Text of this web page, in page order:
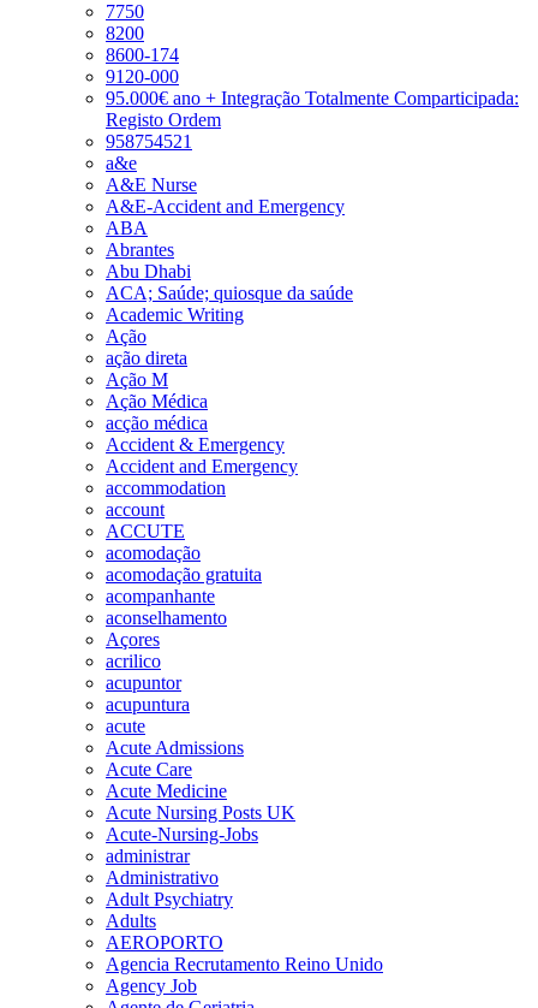
7750
8200
8600-174
9120-000
95.000€ ano + Integração Totalmente Comparticipada:
Registo Ordem
958754521
a&e
A&E Nurse
A&E-Accident and Emergency
ABA
Abrantes
Abu Dhabi
ACA; Saúde; quiosque da saúde
Academic Writing
Ação
ação direta
Ação M
Ação Médica
acção médica
Accident & Emergency
Accident and Emergency
accommodation
account
ACCUTE
acomodação
acomodação gratuita
acompanhante
aconselhamento
Açores
acrilico
acupuntor
acupuntura
acute
Acute Admissions
Acute Care
Acute Medicine
Acute Nursing Posts UK
Acute-Nursing-Jobs
administrar
Administrativo
Adult Psychiatry
Adults
AEROPORTO
Agencia Recrutamento Reino Unido
Agency Job